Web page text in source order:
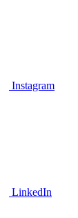
Instagram
LinkedIn